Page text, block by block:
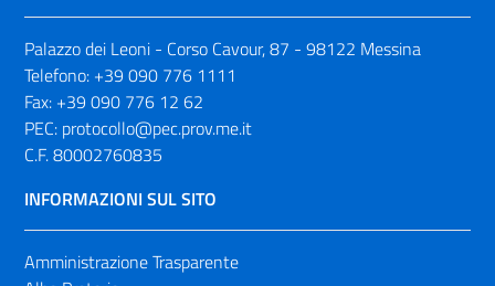
Palazzo dei Leoni - Corso Cavour, 87 - 98122 Messina
Telefono: +39 090 776 1111
Fax: +39 090 776 12 62
PEC: protocollo@pec.prov.me.it
C.F. 80002760835
INFORMAZIONI SUL SITO
Amministrazione Trasparente